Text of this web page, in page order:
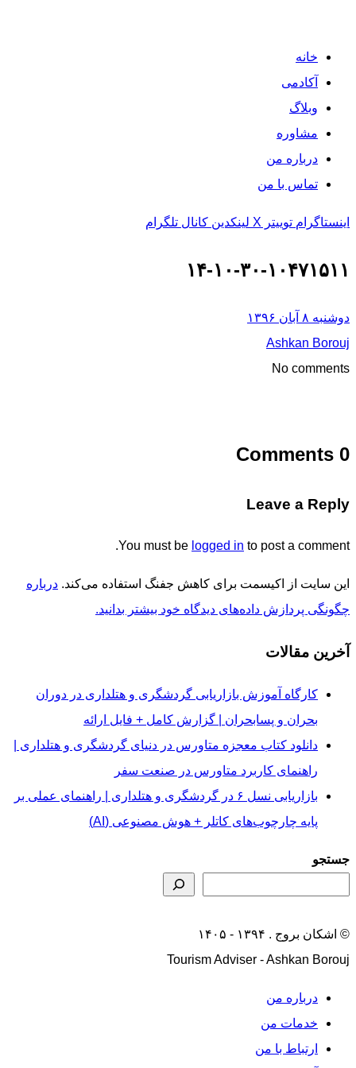
خانه
آکادمی
وبلاگ
مشاوره
درباره من
تماس با من
اینستاگرام توییتر X لینکدین کانال تلگرام
۱۴-۱۰-۳۰-۱۰۴۷۱۵۱۱
دوشنبه ۸ آبان ۱۳۹۶
Ashkan Borouj
No comments
0 Comments
Leave a Reply
You must be logged in to post a comment.
این سایت از اکیسمت برای کاهش جفنگ استفاده می‌کند. درباره
چگونگی پردازش داده‌های دیدگاه خود بیشتر بدانید.
آخرین مقالات
کارگاه آموزش بازاریابی گردشگری و هتلداری در دوران
بحران و پسابحران | گزارش کامل + فایل ارائه
دانلود کتاب معجزه متاورس در دنیای گردشگری و هتلداری |
راهنمای کاربرد متاورس در صنعت سفر
بازاریابی نسل ۶ در گردشگری و هتلداری | راهنمای عملی بر
پایه چارچوب‌های کاتلر + هوش مصنوعی (AI)
جستجو
© اشکان بروج . ۱۳۹۴ - ۱۴۰۵
Tourism Adviser - Ashkan Borouj
درباره من
خدمات من
ارتباط با من